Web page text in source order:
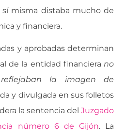
misma distaba mucho de
y financiera.
y aprobadas determinan
de la entidad financiera no
la imagen de
y divulgada en sus folletos
la sentencia delJuzgado
número 6 de Gijón. La